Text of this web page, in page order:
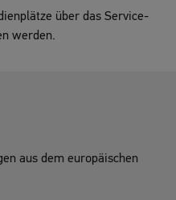
über das Service-
werden.
aus dem europäischen